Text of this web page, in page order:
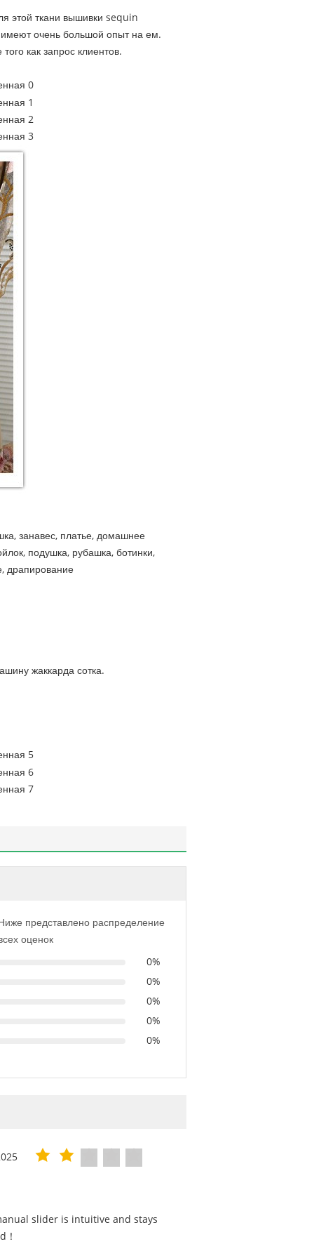
этой ткани вышивки sequin
очень большой опыт на ем.
как запрос клиентов.
занавес, платье, домашнее
подушка, рубашка, ботинки,
драпирование
жаккарда сотка.
представлено распределение
оценок
0%
0%
0%
0%
0%
slider is intuitive and stays